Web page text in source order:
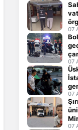
07
07
07
07